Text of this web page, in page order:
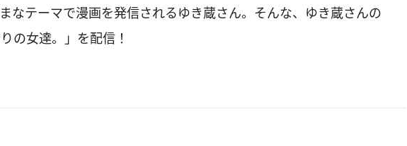
なテーマで漫画を発信されるゆき蔵さん。そんな、ゆき蔵さんの
の女達。」を配信！